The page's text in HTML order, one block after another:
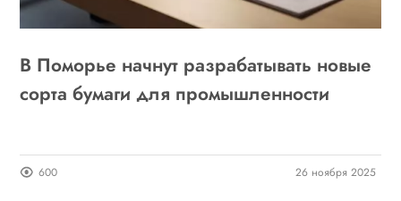
В Поморье начнут разрабатывать новые
сорта бумаги для промышленности
600 26 ноября 2025